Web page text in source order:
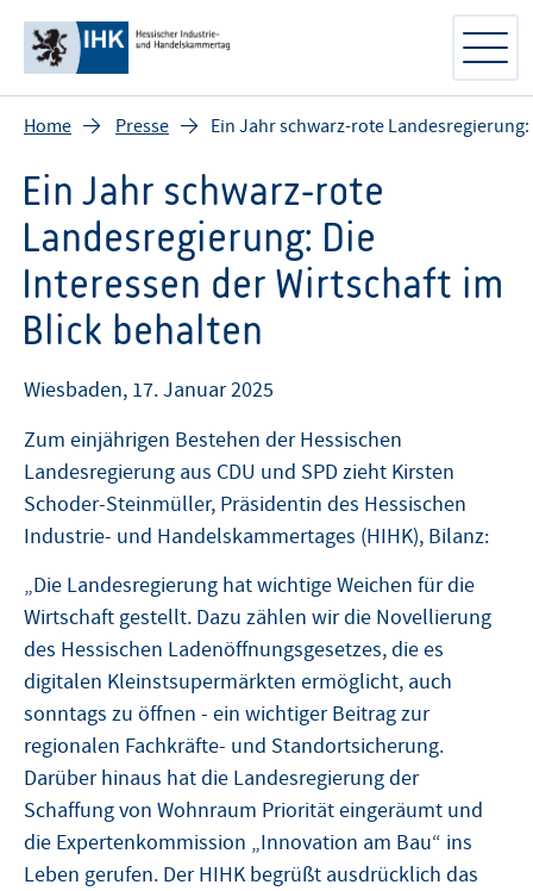
Home Presse Ein Jahr schwarz-rote
Ein Jahr schwarz-rote
Landesregierung: Die
Interessen der Wirtschaft im
Blick behalten
Wiesbaden, 17. Januar 2025
Zum einjährigen Bestehen der Hessischen
Landesregierung aus CDU und SPD zieht Kirsten
Schoder-Steinmüller, Präsidentin des Hessischen
Industrie- und Handelskammertages (HIHK), Bilanz:
„Die Landesregierung hat wichtige Weichen für die
Wirtschaft gestellt. Dazu zählen wir die Novellierung
des Hessischen Ladenöffnungsgesetzes, die es
digitalen Kleinstsupermärkten ermöglicht, auch
sonntags zu öffnen - ein wichtiger Beitrag zur
regionalen Fachkräfte- und Standortsicherung.
Darüber hinaus hat die Landesregierung der
Schaffung von Wohnraum Priorität eingeräumt und
die Expertenkommission „Innovation am Bau“ ins
Leben gerufen. Der HIHK begrüßt ausdrücklich das